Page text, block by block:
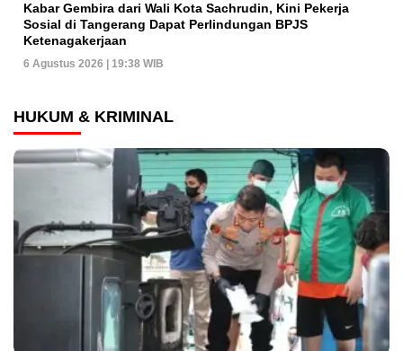
Kabar Gembira dari Wali Kota Sachrudin, Kini Pekerja
Sosial di Tangerang Dapat Perlindungan BPJS
Ketenagakerjaan
6 Agustus 2026 | 19:38 WIB
HUKUM & KRIMINAL